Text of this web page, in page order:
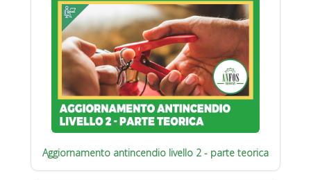
Aggiornamento antincendio livello 2 - parte teorica